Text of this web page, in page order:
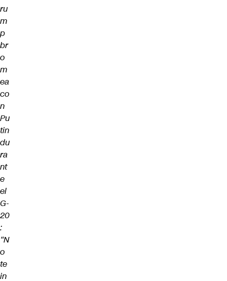
ru
m
p
br
o
m
ea
co
n
Pu
tin
du
ra
nt
e
el
G-
20
:
“N
o
te
in